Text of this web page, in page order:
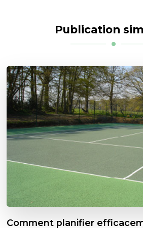
Publication
Comment planifier